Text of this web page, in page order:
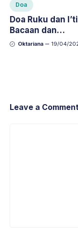
Doa
Doa Ruku dan
Bacaan dan
Keutamaannya
Oktariana 19/04/
Leave a Comment